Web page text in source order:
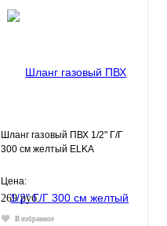
Шланг газовый ПВХ 1/2" Г/Г
300 см желтый ELKA
Цена:
269 руб.
В избранное